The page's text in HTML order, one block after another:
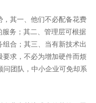
其一、他们不必配备花费
务；其二、管理层可根据
合；其三、当有新技术出
求，不必为增加硬件而烦
团队，中小企业可免却系